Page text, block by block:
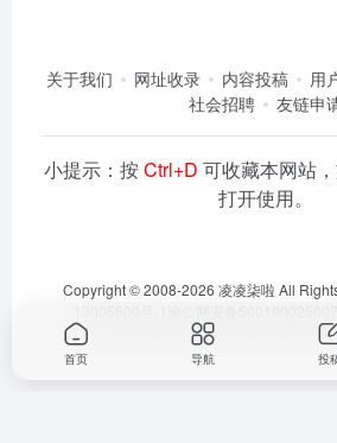
关于我们 网址收录 内容投稿 用
社会招聘
友链申
小提示：按Ctrl+D 可收藏本网站
打开使用。
Copyright © 2008-2026 凌凌柒啦 All
Dlaoo.Inc
Awalab| 本站运行在 由
首页 导航 投